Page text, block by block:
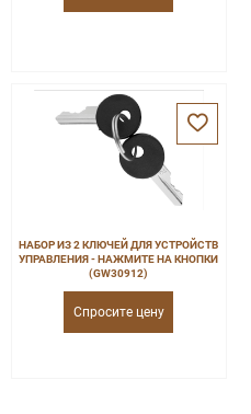
НАБОР ИЗ 2 КЛЮЧЕЙ ДЛЯ УСТРОЙСТВ
УПРАВЛЕНИЯ - НАЖМИТЕ НА КНОПКИ
(GW30912)
Спросите цену